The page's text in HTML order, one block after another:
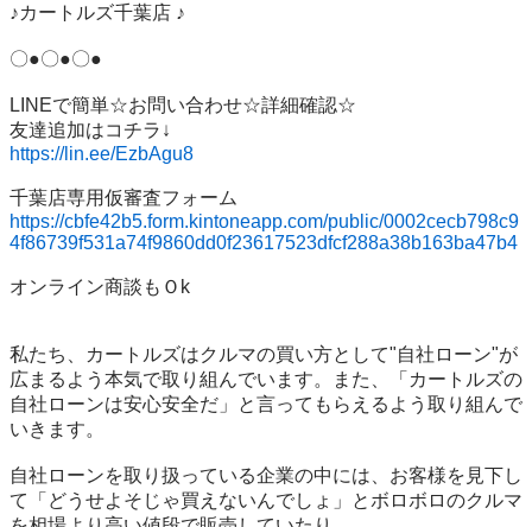
♪カートルズ千葉店 ♪
〇●〇●〇●
LINEで簡単☆お問い合わせ☆詳細確認☆
https://lin.ee/EzbAgu8
https://cbfe42b5.form.kintoneapp.com/public/0002cecb798c9
4f86739f531a74f9860dd0f23617523dfcf288a38b163ba47b4
オンライン商談もＯk
私たち、カートルズはクルマの買い方として"自社ローン"が
広まるよう本気で取り組んでいます。また、「カートルズの
自社ローンは安心安全だ」と言ってもらえるよう取り組んで
いきます。
自社ローンを取り扱っている企業の中には、お客様を見下し
て「どうせよそじゃ買えないんでしょ」とボロボロのクルマ